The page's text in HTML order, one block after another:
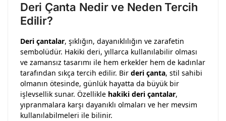
Deri Çanta Nedir ve Neden Tercih
Edilir?
Deri çantalar, şıklığın, dayanıklılığın ve zarafetin
sembolüdür. Hakiki deri, yıllarca kullanılabilir olması
ve zamansız tasarımı ile hem erkekler hem de kadınlar
tarafından sıkça tercih edilir. Bir deri çanta, stil sahibi
olmanın ötesinde, günlük hayatta da büyük bir
işlevsellik sunar. Özellikle hakiki deri çantalar,
yıpranmalara karşı dayanıklı olmaları ve her mevsim
kullanılabilmeleri ile bilinir.